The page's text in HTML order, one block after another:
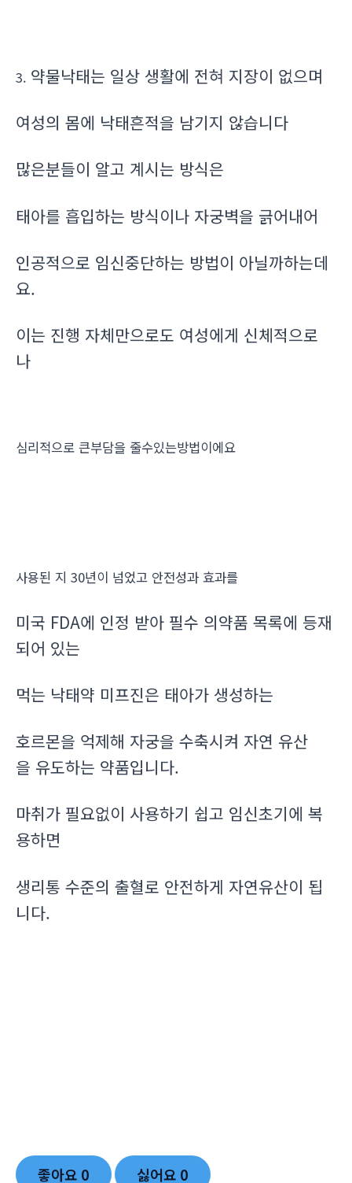
3. 약물낙태는 일상 생활에 전혀 지장이 없으며
여성의 몸에 낙태흔적을 남기지 않습니다
많은분들이 알고 계시는 방식은
태아를 흡입하는 방식이나 자궁벽을 긁어내어
인공적으로 임신중단하는 방법이 아닐까하는데
요.
이는 진행 자체만으로도 여성에게 신체적으로
나
심리적으로 큰부담을 줄수있는방법이에요
사용된 지 30년이 넘었고 안전성과 효과를
미국 FDA에 인정 받아 필수 의약품 목록에 등재
되어 있는
먹는 낙태약 미프진은 태아가 생성하는
호르몬을 억제해 자궁을 수축시켜 자연 유산
을 유도하는 약품입니다.
마취가 필요없이 사용하기 쉽고 임신초기에 복
용하면
생리통 수준의 출혈로 안전하게 자연유산이 됩
니다.
좋아요 0 싫어요 0